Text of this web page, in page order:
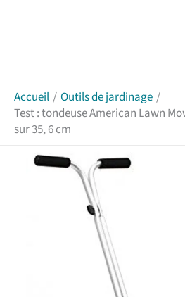
Accueil
Outils de jardinage
Test : tondeuse American Lawn
sur 35, 6 cm